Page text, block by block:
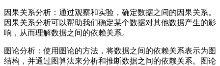
因果关系分析：通过观察和实验，确定数据之间的因果关系。
因果关系分析可以帮助我们确定某个数据对其他数据产生的影
响，从而理解数据之间的依赖关系。
图论分析：使用图论的方法，将数据之间的依赖关系表示为图
结构，并通过图算法来分析和推断数据之间的依赖关系。图论